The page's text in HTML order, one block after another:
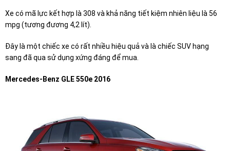
Xe có mã lực kết hợp là 308 và khả năng tiết kiệm nhiên liệu là 56
mpg (tương đương 4,2 lít).
Đây là một chiếc xe có rất nhiều hiệu quả và là chiếc SUV hạng
sang đã qua sử dụng xứng đáng để mua.
Mercedes-Benz GLE 550e 2016